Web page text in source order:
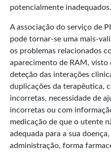
potencialmente inadequados.
A associação do serviço de
pode tornar-se uma mais-
os problemas relacionados
aparecimento de RAM, visto
deteção das interações
duplicações da terapêutica,
incorretas, necessidade de
incorretas ou com
medicação de que o utente
adequada para a sua
administração, forma